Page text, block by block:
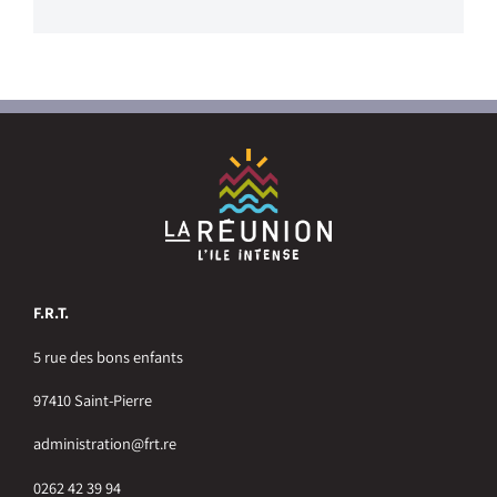
F.R.T.
5 rue des bons enfants
97410 Saint-Pierre
administration@frt.re
0262 42 39 94